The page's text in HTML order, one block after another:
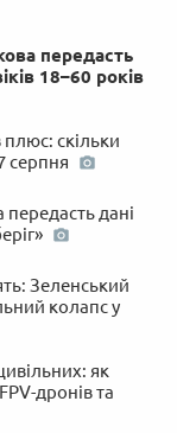
передасть
18–60 років
скільки
серпня
дані
Зеленський
колапс у
як
дронів та